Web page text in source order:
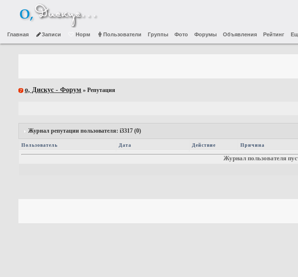
Главная Записи Норм Пользователи Группы Фото Форумы Объявления Рейтинг
о, Дискус - Форум » Репутация
Журнал репутации пользователя: i3317 (0)
Пользователь Дата Действие Причина
Журнал пользователя